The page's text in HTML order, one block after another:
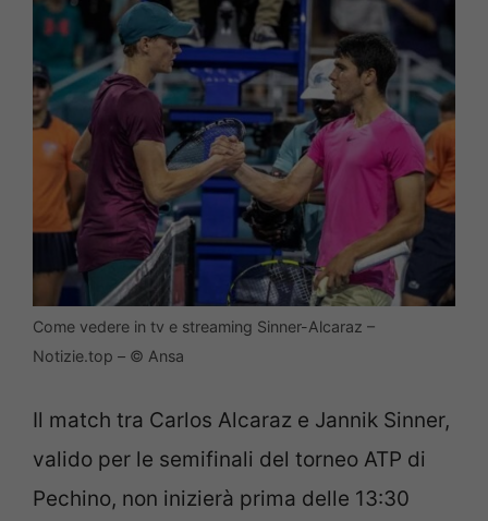
Come vedere in tv e streaming Sinner-Alcaraz –
Notizie.top – © Ansa
Il match tra Carlos Alcaraz e Jannik Sinner,
valido per le semifinali del torneo ATP di
Pechino, non inizierà prima delle 13:30